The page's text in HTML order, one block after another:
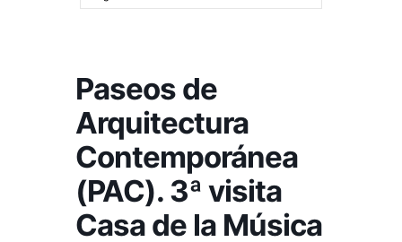
Paseos de
Arquitectura
Contemporánea
(PAC). 3ª visita
Casa de la Música